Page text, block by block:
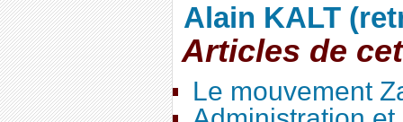
Alain KALT
Articles de
Le mouvement